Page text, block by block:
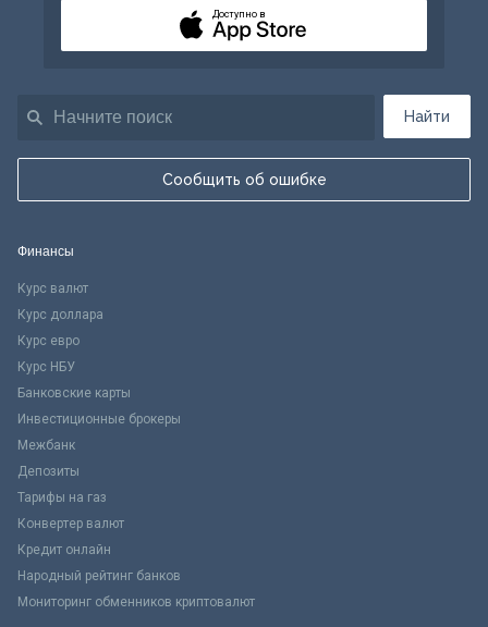
Найти
Сообщить об ошибке
Доступно в
Финансы
Курс валют
Курс доллара
Курс евро
Курс НБУ
Банковские карты
Инвестиционные брокеры
Межбанк
Депозиты
Тарифы на газ
Конвертер валют
Кредит онлайн
Народный рейтинг банков
Мониторинг обменников криптовалют